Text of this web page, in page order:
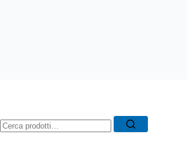
Ricerca
per: